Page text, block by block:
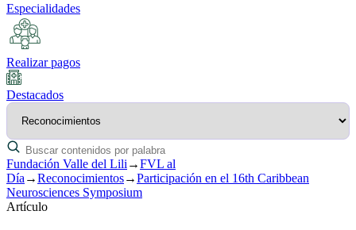
Especialidades
Realizar pagos
Destacados
Fundación Valle del Lili →FVL al
Día →Reconocimientos→Participación en el 16th Caribbean
Neurosciences Symposium
Artículo